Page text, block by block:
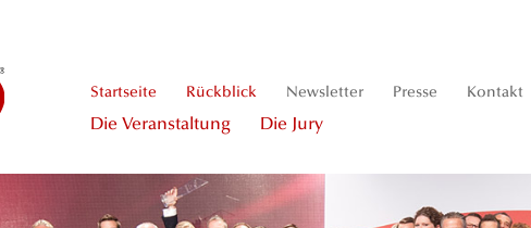
Die Veranstaltung Die Jury
Startseite Rückblick Newsletter Presse Kontakt